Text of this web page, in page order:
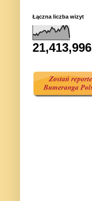
Łączna liczba wizyt
21,413,996